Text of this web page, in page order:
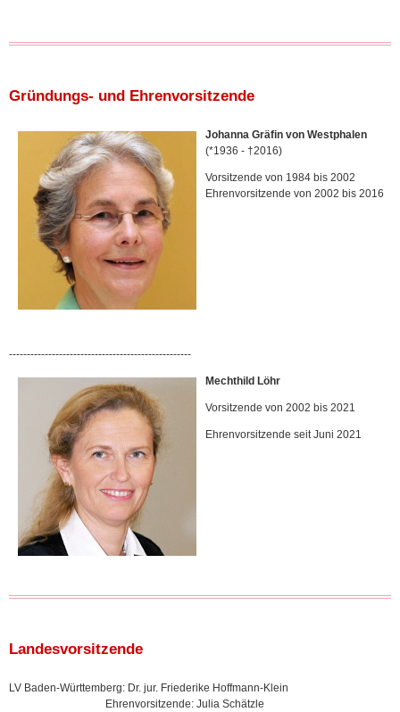
Gründungs- und Ehrenvorsitzende
Johanna Gräfin von Westphalen
(*1936 - †2016)
Vorsitzende von 1984 bis 2002
Ehrenvorsitzende von 2002 bis 2016
---------------------------------------------------
Mechthild Löhr
Vorsitzende von 2002 bis 2021
Ehrenvorsitzende seit Juni 2021
Landesvorsitzende
LV Baden-Württemberg: Dr. jur. Friederike Hoffmann-Klein
Ehrenvorsitzende: Julia Schätzle